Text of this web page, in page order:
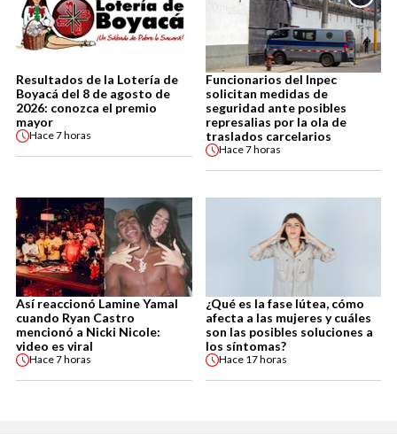
Resultados de la Lotería de
Boyacá del 8 de agosto de
2026: conozca el premio
mayor
Hace7 horas
Funcionarios del Inpec
solicitan medidas de
seguridad ante posibles
represalias por la ola de
traslados carcelarios
Hace7 horas
Así reaccionó Lamine Yamal
cuando Ryan Castro
mencionó a Nicki Nicole:
video es viral
Hace7 horas
¿Qué es la fase lútea, cómo
afecta a las mujeres y cuáles
son las posibles soluciones a
los síntomas?
Hace 17 horas